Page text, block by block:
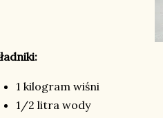
1 kilogram wiśni
1/2 litra wody